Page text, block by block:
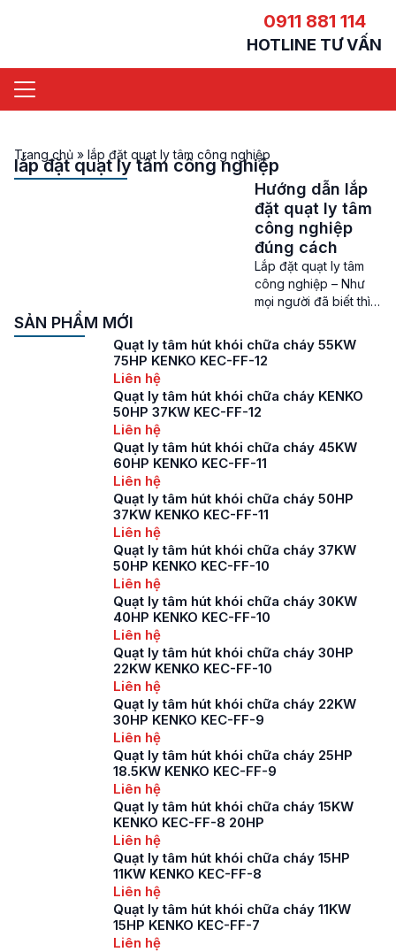
0911 881 114
HOTLINE TƯ VẤN
Trang chủ » lắp đặt quạt ly tâm công nghiệp
lắp đặt quạt ly tâm công nghiệp
Hướng dẫn lắp
đặt quạt ly tâm
công nghiệp
đúng cách
Lắp đặt quạt ly tâm
công nghiệp – Như
mọi người đã biết thì ở
xử lý khí thải và điều
hòa không khí tại các
xuất, công trình xây
dựng không thể thiếu
quạt ly tâm công
nghiệp. Hướng dẫn
SẢN PHẨM MỚI
Quạt ly tâm hút khói chữa cháy 55KW
75HP KENKO KEC-FF-12
Liên hệ
Quạt ly tâm hút khói chữa cháy KENKO
50HP 37KW KEC-FF-12
Liên hệ
Quạt ly tâm hút khói chữa cháy 45KW
60HP KENKO KEC-FF-11
Liên hệ
Quạt ly tâm hút khói chữa cháy 50HP
37KW KENKO KEC-FF-11
Liên hệ
Quạt ly tâm hút khói chữa cháy 37KW
50HP KENKO KEC-FF-10
Liên hệ
Quạt ly tâm hút khói chữa cháy 30KW
40HP KENKO KEC-FF-10
Liên hệ
Quạt ly tâm hút khói chữa cháy 30HP
22KW KENKO KEC-FF-10
Liên hệ
Quạt ly tâm hút khói chữa cháy 22KW
30HP KENKO KEC-FF-9
Liên hệ
Quạt ly tâm hút khói chữa cháy 25HP
18.5KW KENKO KEC-FF-9
Liên hệ
Quạt ly tâm hút khói chữa cháy 15KW
KENKO KEC-FF-8 20HP
Liên hệ
Quạt ly tâm hút khói chữa cháy 15HP
11KW KENKO KEC-FF-8
Liên hệ
Quạt ly tâm hút khói chữa cháy 11KW
15HP KENKO KEC-FF-7
Liên hệ